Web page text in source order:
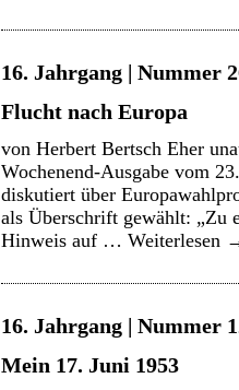
16. Jahrgang | Nummer
Flucht nach Europa
von Herbert Bertsch Eher
Wochenend-Ausgabe vom
diskutiert über
als Überschrift gewählt: „Zu
Hinweis auf … Weiterlesen
16. Jahrgang | Nummer
Mein 17. Juni 1953